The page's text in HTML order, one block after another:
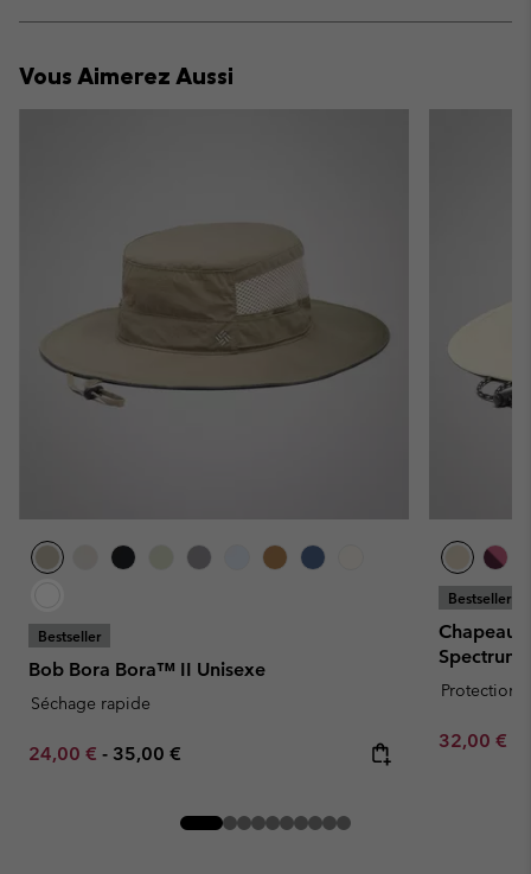
or
Vous Aimerez Aussi
Bestseller
Bob Bora Bora™ II Unisexe
Séchage rapide
Minimum sale price:
24,00 € - Maximum price:
35,00 €
Bestseller
Chapeau
Spectrum
Protection
Minimum
32,00 €